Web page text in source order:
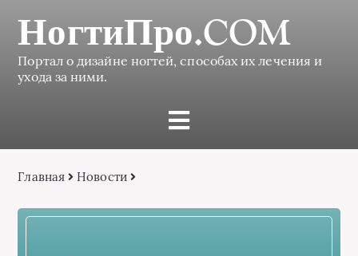
НогтиПро.COM
Портал о дизайне ногтей, способах их лечения и
ухода за ними.
Главная Новости